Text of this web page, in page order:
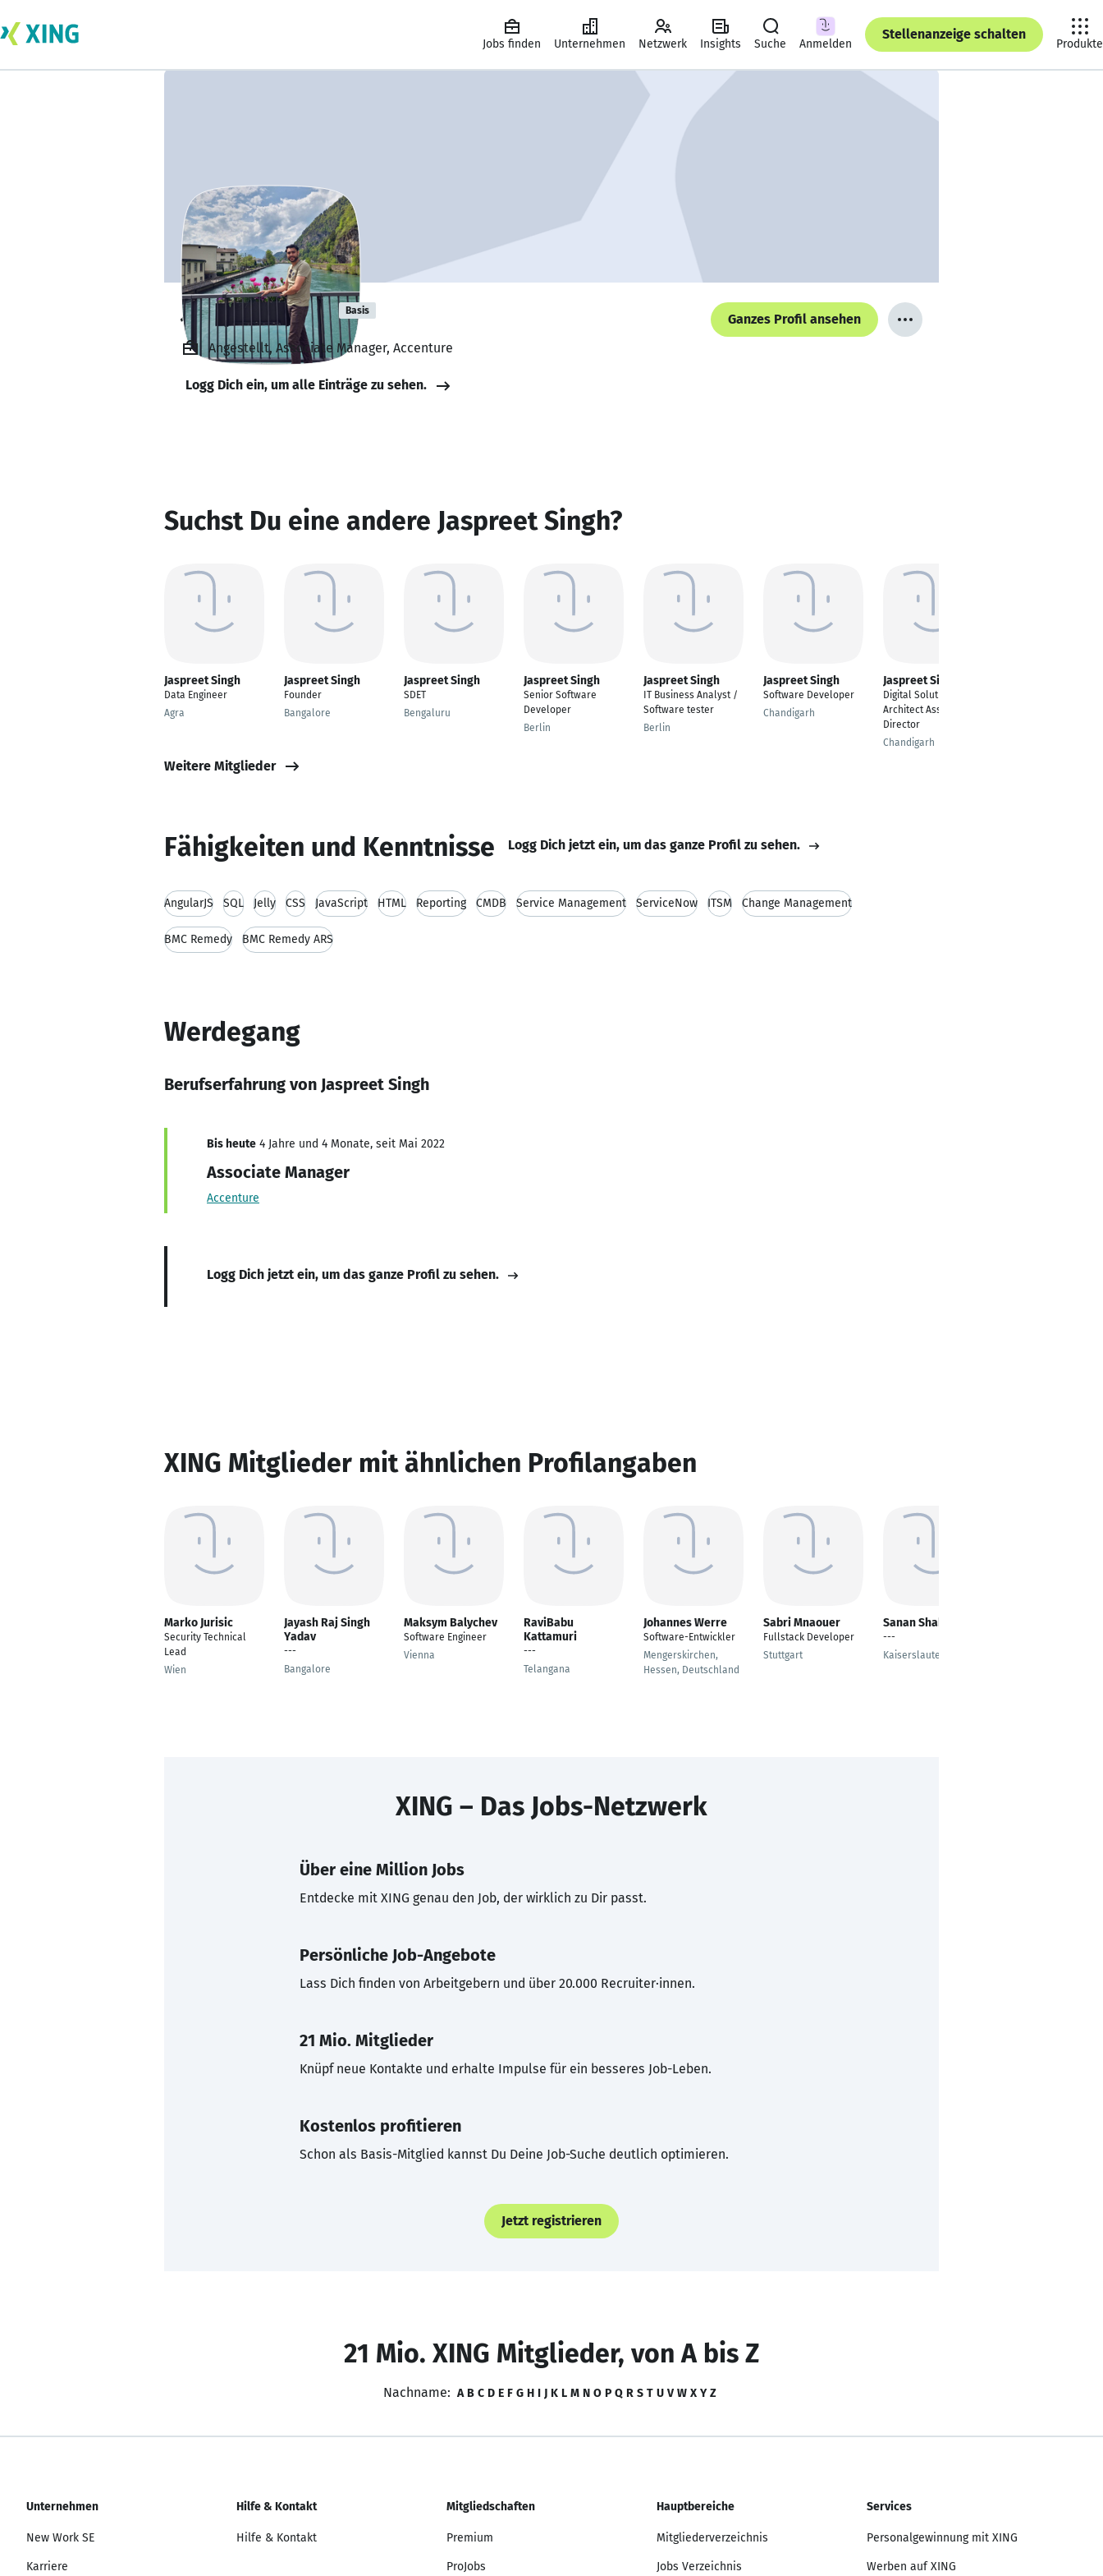
Jobs finden Unternehmen Netzwerk Insights Suche Anmelden
Stellenanzeige schalten
Produkte
Jaspreet Singh Basis
Ganzes Profil ansehen
Angestellt, Associate Manager, Accenture
Logg Dich ein, um alle Einträge zu sehen.
Suchst Du eine andere Jaspreet Singh?
Jaspreet Singh
Data Engineer
Agra
Jaspreet Singh
Founder
Bangalore
Jaspreet Singh
SDET
Bengaluru
Jaspreet Singh
Senior Software
Developer
Berlin
Jaspreet Singh
IT Business Analyst /
Software tester
Berlin
Jaspreet Singh
Software Developer
Chandigarh
Jaspreet Singh
Digital Solution
Architect Associate
Director
Chandigarh
Weitere Mitglieder
Fähigkeiten und Kenntnisse Logg Dich jetzt ein, um das ganze Profil zu sehen.
AngularJS SQL Jelly CSS JavaScript HTML Reporting CMDB Service Management ServiceNow ITSM Change Management
BMC Remedy BMC Remedy ARS
Werdegang
Berufserfahrung von Jaspreet Singh
Bis heute 4 Jahre und 4 Monate, seit Mai 2022
Associate Manager
Accenture
Logg Dich jetzt ein, um das ganze Profil zu sehen.
XING Mitglieder mit ähnlichen Profilangaben
Marko Jurisic
Security Technical
Lead
Wien
Jayash Raj Singh
Yadav
---
Bangalore
Maksym Balychev
Software Engineer
Vienna
RaviBabu
Kattamuri
---
Telangana
Johannes Werre
Software-Entwickler
Mengerskirchen,
Hessen, Deutschland
Sabri Mnaouer
Fullstack Developer
Stuttgart
Sanan Shah
---
Kaiserslautern
XING – Das Jobs-Netzwerk
Über eine Million Jobs
Entdecke mit XING genau den Job, der wirklich zu Dir passt.
Persönliche Job-Angebote
Lass Dich finden von Arbeitgebern und über 20.000 Recruiter·innen.
21 Mio. Mitglieder
Knüpf neue Kontakte und erhalte Impulse für ein besseres Job-Leben.
Kostenlos profitieren
Schon als Basis-Mitglied kannst Du Deine Job-Suche deutlich optimieren.
Jetzt registrieren
21 Mio. XING Mitglieder, von A bis Z
Nachname: A B C D E F G H I J K L M N O P Q R S T U V W X Y Z
Unternehmen
New Work SE
Karriere
Hilfe & Kontakt
Hilfe & Kontakt
Mitgliedschaften
Premium
ProJobs
Hauptbereiche
Mitgliederverzeichnis
Jobs Verzeichnis
Services
Personalgewinnung mit XING
Werben auf XING